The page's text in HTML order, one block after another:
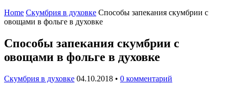
Home Скумбрия в духовке Способы запекания скумбрии с
овощами в фольге в духовке
Способы запекания скумбрии с
овощами в фольге в духовке
Скумбрия в духовке 04.10.2018 • 0 комментарий